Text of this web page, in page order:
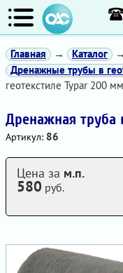
Главная → Каталог →
Дренажные трубы в
геотекстиле Typar 200 мм
Дренажная труба
Артикул: 86
Цена за м.п.
580 руб.